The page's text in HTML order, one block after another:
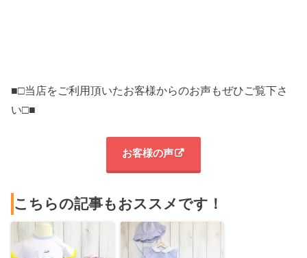
■□当店をご利用頂いたお客様からのお声もぜひご覧下さ
い□■
お客様の声
こちらの記事もおススメです！